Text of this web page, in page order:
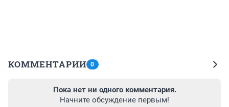
КОММЕНТАРИИ 0
Пока нет ни одного комментария.
Начните обсуждение первым!